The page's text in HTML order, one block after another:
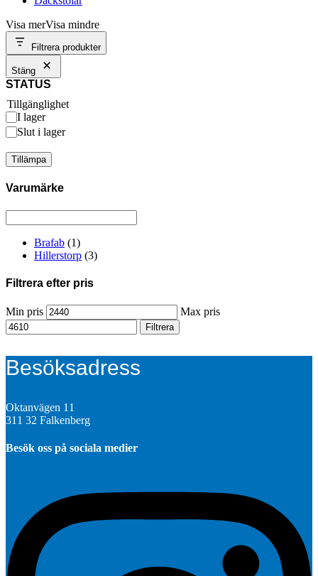
Visa merVisa mindre
Filtrera produkter
Stäng
STATUS
Tillgänglighet
I lager
Slut i lager
Tillämpa
Varumärke
Brafab (1)
Hillerstorp (3)
Filtrera efter pris
Min pris Max pris
Filtrera
Besöksadress
Oktanvägen 11
311 32 Falkenberg
Besök oss på sociala medier